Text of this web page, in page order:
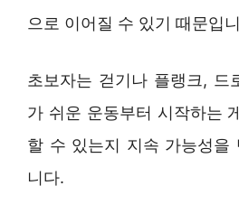
으로 이어질 수 있기 때문입
초보자는 걷기나 플랭크, 드
가 쉬운 운동부터 시작하는
할 수 있는지 지속 가능성을
니다.